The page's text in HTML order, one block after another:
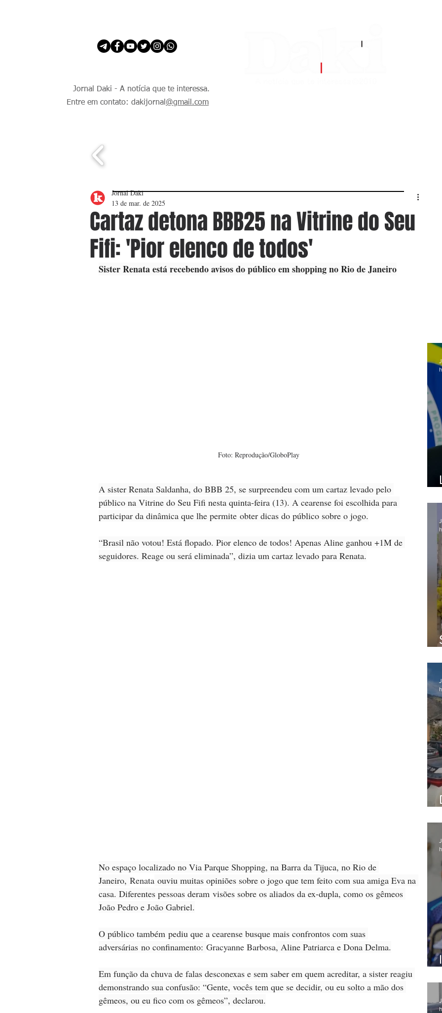
Jornal Daki - A notícia que te interessa.
Entre em contato: dakijornal @gmail.com
Cartaz detona BBB25 na Vitrine do Seu
Fifi: 'Pior elenco de todos'
Jornal Daki
13 de mar. de 2025
Sister Renata está recebendo avisos do público em shopping no Rio de Janeiro
Foto: Reprodução/GloboPlay
A sister Renata Saldanha, do BBB 25, se surpreendeu com um cartaz levado pelo
público na Vitrine do Seu Fifi nesta quinta-feira (13). A cearense foi escolhida para
participar da dinâmica que lhe permite obter dicas do público sobre o jogo.
“Brasil não votou! Está flopado. Pior elenco de todos! Apenas Aline ganhou +1M de
seguidores. Reage ou será eliminada”, dizia um cartaz levado para Renata.
No espaço localizado no Via Parque Shopping, na Barra da Tijuca, no Rio de
Janeiro, Renata ouviu muitas opiniões sobre o jogo que tem feito com sua amiga Eva na
casa. Diferentes pessoas deram visões sobre os aliados da ex-dupla, como os gêmeos
João Pedro e João Gabriel.
O público também pediu que a cearense busque mais confrontos com suas
adversárias no confinamento: Gracyanne Barbosa, Aline Patriarca e Dona Delma.
Em função da chuva de falas desconexas e sem saber em quem acreditar, a sister reagiu
demonstrando sua confusão: “Gente, vocês tem que se decidir, ou eu solto a mão dos
gêmeos, ou eu fico com os gêmeos”, declarou.